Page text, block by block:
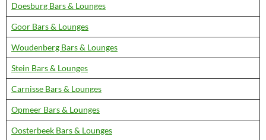
Doesburg Bars & Lounges
Goor Bars & Lounges
Woudenberg Bars & Lounges
Stein Bars & Lounges
Carnisse Bars & Lounges
Opmeer Bars & Lounges
Oosterbeek Bars & Lounges